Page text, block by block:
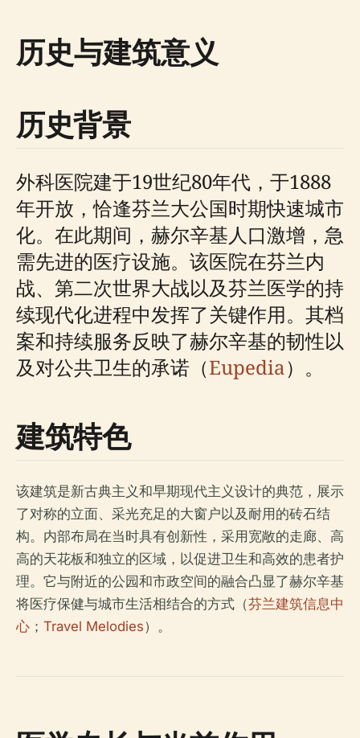
历史与建筑意义
历史背景
外科医院建于19世纪80年代，于1888
年开放，恰逢芬兰大公国时期快速城市
化。在此期间，赫尔辛基人口激增，急
需先进的医疗设施。该医院在芬兰内
战、第二次世界大战以及芬兰医学的持
续现代化进程中发挥了关键作用。其档
案和持续服务反映了赫尔辛基的韧性以
及对公共卫生的承诺（Eupedia）。
建筑特色
该建筑是新古典主义和早期现代主义设计的典范，展示
了对称的立面、采光充足的大窗户以及耐用的砖石结
构。内部布局在当时具有创新性，采用宽敞的走廊、高
高的天花板和独立的区域，以促进卫生和高效的患者护
理。它与附近的公园和市政空间的融合凸显了赫尔辛基
将医疗保健与城市生活相结合的方式（芬兰建筑信息中
心 ； Travel Melodies）。